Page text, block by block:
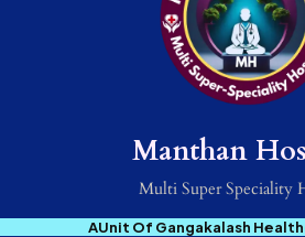
Manthan
Multi Super Speciality
AUnit Of Gangakalash